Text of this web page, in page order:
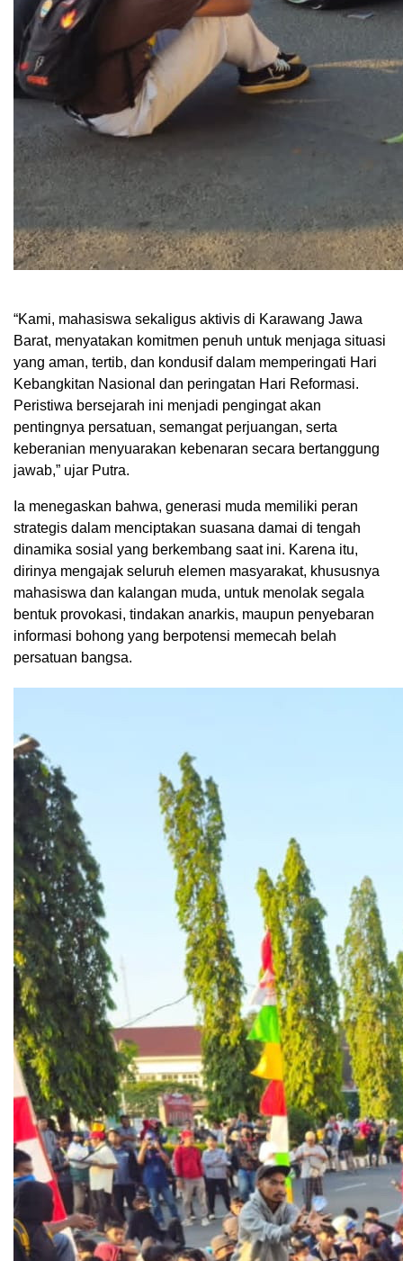
“Kami, mahasiswa sekaligus aktivis di Karawang Jawa
Barat, menyatakan komitmen penuh untuk menjaga situasi
yang aman, tertib, dan kondusif dalam memperingati Hari
Kebangkitan Nasional dan peringatan Hari Reformasi.
Peristiwa bersejarah ini menjadi pengingat akan
pentingnya persatuan, semangat perjuangan, serta
keberanian menyuarakan kebenaran secara bertanggung
jawab,” ujar Putra.
Ia menegaskan bahwa, generasi muda memiliki peran
strategis dalam menciptakan suasana damai di tengah
dinamika sosial yang berkembang saat ini. Karena itu,
dirinya mengajak seluruh elemen masyarakat, khususnya
mahasiswa dan kalangan muda, untuk menolak segala
bentuk provokasi, tindakan anarkis, maupun penyebaran
informasi bohong yang berpotensi memecah belah
persatuan bangsa.